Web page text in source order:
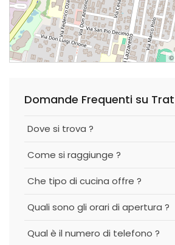
©
Dove si trova ?
Come si raggiunge ?
Che tipo di cucina offre ?
Quali sono gli orari di apertura ?
Qual è il numero di telefono ?